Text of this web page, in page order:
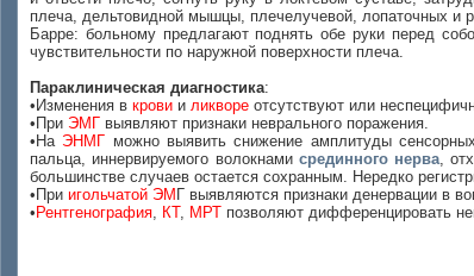
плеча, дельтовидной мышцы, плечелучевой, лопаточных и
Барре: больному предлагают поднять обе руки перед
чувствительности по наружной поверхности плеча.
Параклиническая диагностика:
•Изменения в крови и ликворе отсутствуют или
•При ЭМГ выявляют признаки неврального поражения.
•На ЭНМГ можно выявить снижение амплитуды
пальца, иннервируемого волокнами срединного нерва,
большинстве случаев остается сохранным. Нередко
•При игольчатой ЭМ Г выявляются признаки денервации в
• Рентгенография, КТ, МРТ позволяют дифференцировать